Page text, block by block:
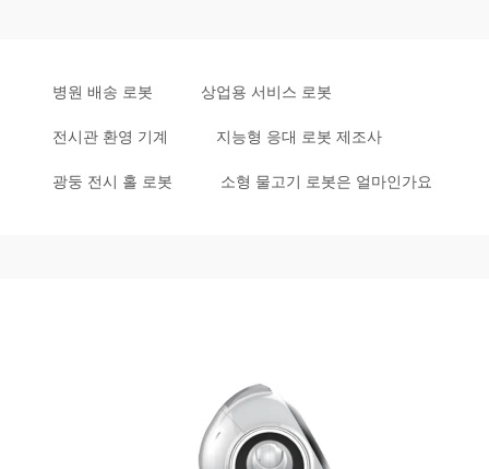
병원 배송 로봇 상업용 서비스 로봇
전시관 환영 기계 지능형 응대 로봇 제조사
광둥 전시 홀 로봇 소형 물고기 로봇은 얼마인가요